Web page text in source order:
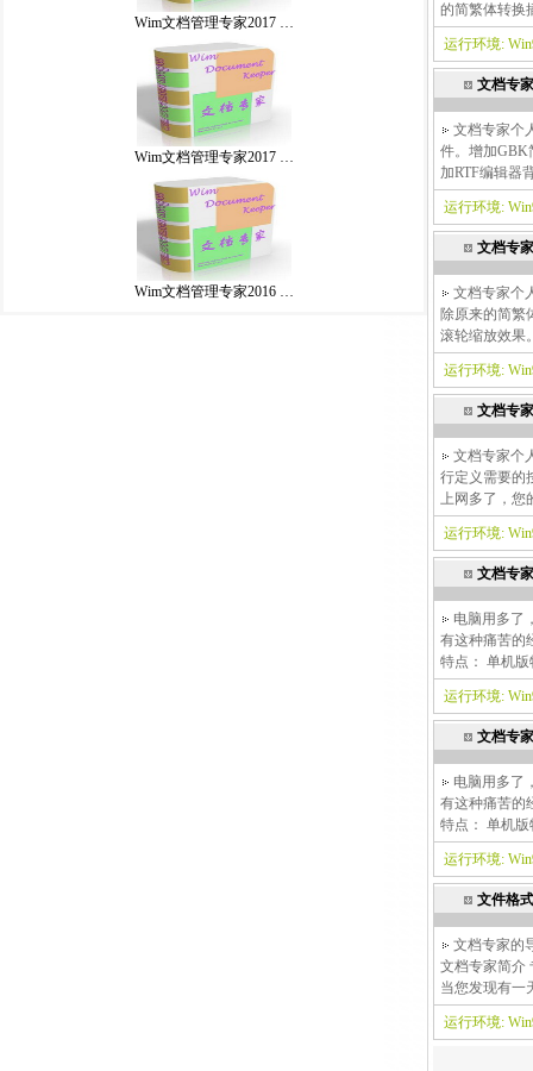
Wim文档管理专家2017 …
Wim文档管理专家2017 …
Wim文档管理专家2016 …
的简繁体转换
运行环境:
文档专
文档专家个
件。增加GBK
加RTF编辑器
运行环境:
文档专
文档专家个
除原来的简繁
滚轮缩放效果
运行环境:
文档专
文档专家个
行定义需要的
上网多了，您
运行环境:
文档专
电脑用多了
有这种痛苦的
特点： 单机
运行环境:
文档专
电脑用多了
有这种痛苦的
特点： 单机
运行环境:
文件格
文档专家的
文档专家简介
当您发现有一
运行环境: